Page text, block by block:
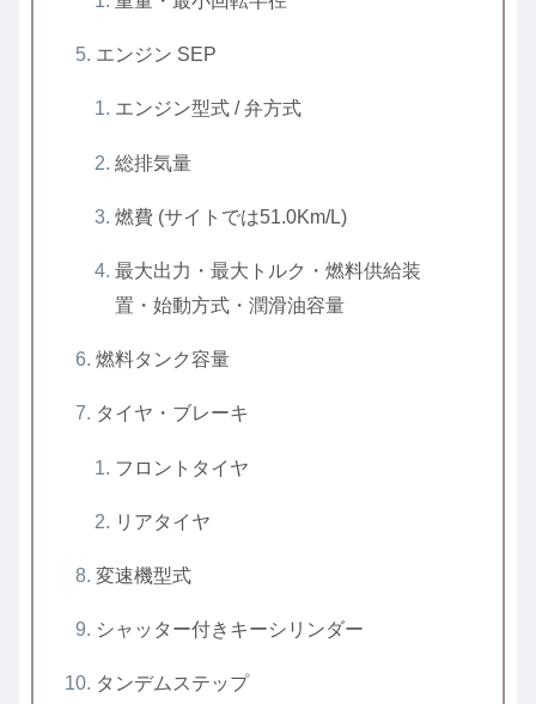
エンジン SEP
エンジン型式 / 弁方式
総排気量
燃費 (サイトでは51.0Km/L)
最大出力・最大トルク・燃料供給装
置・始動方式・潤滑油容量
燃料タンク容量
タイヤ・ブレーキ
フロントタイヤ
リアタイヤ
変速機型式
シャッター付きキーシリンダー
タンデムステップ